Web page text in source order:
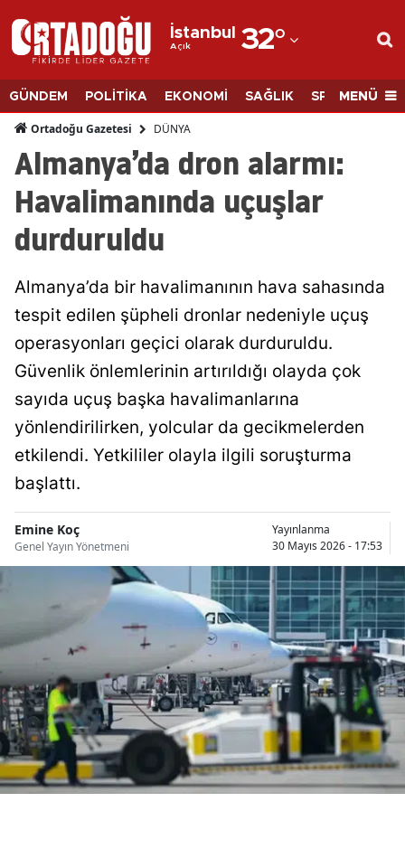
İstanbul
Açık 32°
Adana
Adıyaman
Afyonkarahisar
Ağrı
Amasya
Artvin
Aydın
Balıkesir
Bilecik
Bingöl
Burdur
Bursa
Çanakkale
Çankırı
Çorum
Denizli
Diyarbakır
GÜNDEM POLİTİKA EKONOMİ SAĞLIK SPORMENÜ
Ortadoğu Gazetesi DÜNYA
Almanya’da dron alarmı:
Havalimanında uçuşlar
durduruldu
Almanya’da bir havalimanının hava sahasında
tespit edilen şüpheli dronlar nedeniyle uçuş
operasyonları geçici olarak durduruldu.
Güvenlik önlemlerinin artırıldığı olayda çok
sayıda uçuş başka havalimanlarına
yönlendirilirken, yolcular da gecikmelerden
etkilendi. Yetkililer olayla ilgili soruşturma
başlattı.
Emine Koç
Genel Yayın Yönetmeni
Yayınlanma
30 Mayıs 2026 - 17:53